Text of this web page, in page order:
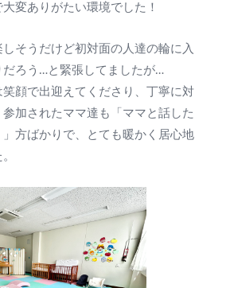
変ありがたい環境でした！
そうだけど初対面の人達の輪に入
だろう…と緊張してましたが…
笑顔で出迎えてくださり、丁寧に対
加されたママ達も「ママと話した
方ばかりで、とても暖かく居心地